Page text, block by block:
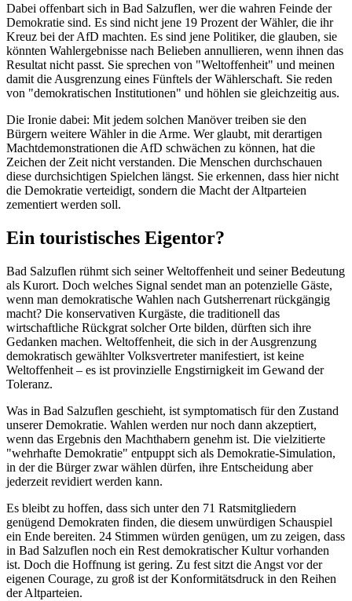
Dabei offenbart sich in Bad Salzuflen, wer die wahren Feinde der
Demokratie sind. Es sind nicht jene 19 Prozent der Wähler, die ihr
Kreuz bei der AfD machten. Es sind jene Politiker, die glauben, sie
könnten Wahlergebnisse nach Belieben annullieren, wenn ihnen das
Resultat nicht passt. Sie sprechen von "Weltoffenheit" und meinen
damit die Ausgrenzung eines Fünftels der Wählerschaft. Sie reden
von "demokratischen Institutionen" und höhlen sie gleichzeitig aus.
Die Ironie dabei: Mit jedem solchen Manöver treiben sie den
Bürgern weitere Wähler in die Arme. Wer glaubt, mit derartigen
Machtdemonstrationen die AfD schwächen zu können, hat die
Zeichen der Zeit nicht verstanden. Die Menschen durchschauen
diese durchsichtigen Spielchen längst. Sie erkennen, dass hier nicht
die Demokratie verteidigt, sondern die Macht der Altparteien
zementiert werden soll.
Ein touristisches Eigentor?
Bad Salzuflen rühmt sich seiner Weltoffenheit und seiner Bedeutung
als Kurort. Doch welches Signal sendet man an potenzielle Gäste,
wenn man demokratische Wahlen nach Gutsherrenart rückgängig
macht? Die konservativen Kurgäste, die traditionell das
wirtschaftliche Rückgrat solcher Orte bilden, dürften sich ihre
Gedanken machen. Weltoffenheit, die sich in der Ausgrenzung
demokratisch gewählter Volksvertreter manifestiert, ist keine
Weltoffenheit – es ist provinzielle Engstirnigkeit im Gewand der
Toleranz.
Was in Bad Salzuflen geschieht, ist symptomatisch für den Zustand
unserer Demokratie. Wahlen werden nur noch dann akzeptiert,
wenn das Ergebnis den Machthabern genehm ist. Die vielzitierte
"wehrhafte Demokratie" entpuppt sich als Demokratie-Simulation,
in der die Bürger zwar wählen dürfen, ihre Entscheidung aber
jederzeit revidiert werden kann.
Es bleibt zu hoffen, dass sich unter den 71 Ratsmitgliedern
genügend Demokraten finden, die diesem unwürdigen Schauspiel
ein Ende bereiten. 24 Stimmen würden genügen, um zu zeigen, dass
in Bad Salzuflen noch ein Rest demokratischer Kultur vorhanden
ist. Doch die Hoffnung ist gering. Zu fest sitzt die Angst vor der
eigenen Courage, zu groß ist der Konformitätsdruck in den Reihen
der Altparteien.